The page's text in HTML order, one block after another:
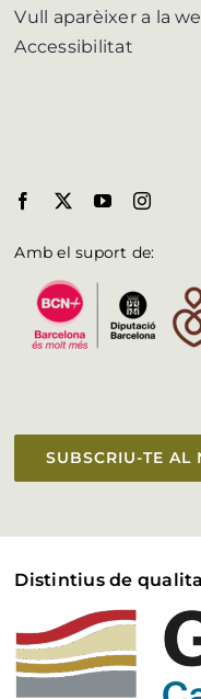
Vull aparèixer a la
Accessibilitat
Amb el suport de:
SUBSCRIU-TE AL
Distintius de